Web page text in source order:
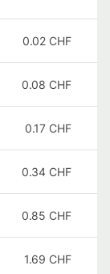
0.02 CHF
0.08 CHF
0.17 CHF
0.34 CHF
0.85 CHF
1.69 CHF